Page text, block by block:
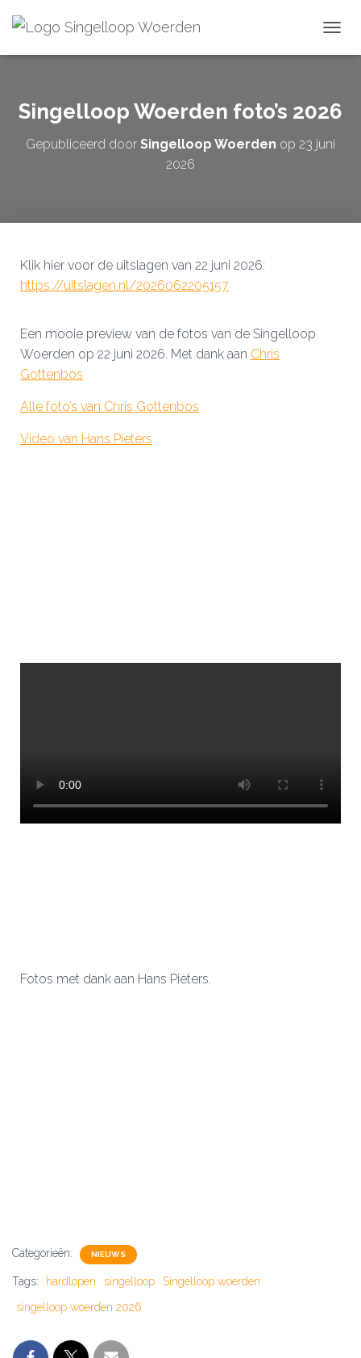
Singelloop Woerden foto’s 2026
Gepubliceerd door Singelloop Woerden op 23 juni
2026
Klik hier voor de uitslagen van 22 juni 2026:
https://uitslagen.nl/2026062205157
Een mooie preview van de fotos van de Singelloop
Woerden op 22 juni 2026. Met dank aan Chris
Gottenbos
Alle foto’s van Chris Gottenbos
Video van Hans Pieters
Fotos met dank aan Hans Pieters.
Categorieën: NIEUWS
Tags: hardlopen singelloop
Singelloop woerden
singelloop woerden 2026